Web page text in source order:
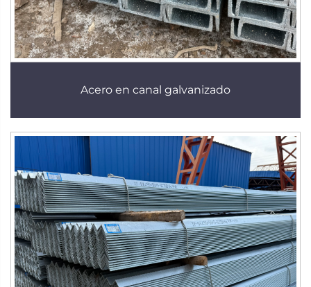
Acero en canal galvanizado